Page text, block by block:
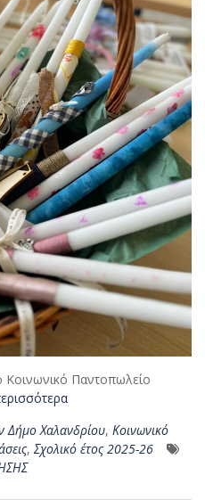
Παντοπωλείο
Δήμο Χαλανδρίου, Κοινωνικό
,Σχολικό έτος 2025-26